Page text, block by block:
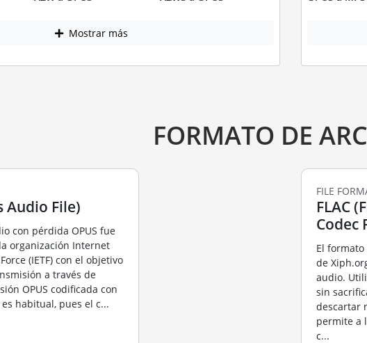
Mostrar más
FORMATO DE
Audio File)
con pérdida OPUS fue
organización Internet
(IETF) con el objetivo
a través de
OPUS codificada con
es habitual, pues el c...
FILE
FLAC
Codec
El formato
de
audio.
sin
descartar
permite a
c...